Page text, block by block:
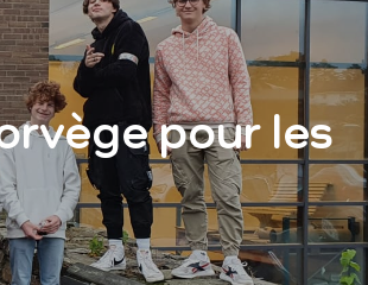
pour les